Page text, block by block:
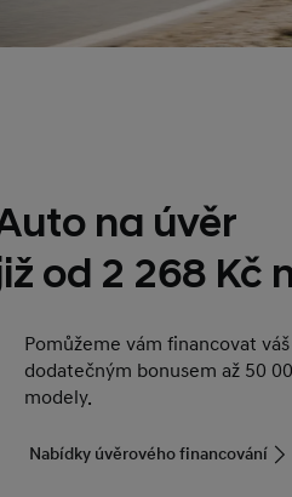
na úvěr
od 2 268 Kč
Pomůžeme vám financovat
dodatečným bonusem až 50
modely.
Nabídky úvěrového financování